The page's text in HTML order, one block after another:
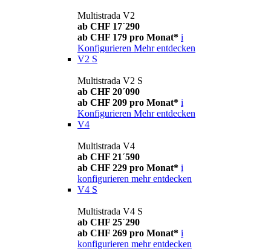
Multistrada V2
ab CHF 17´290
ab CHF 179 pro Monat* i
Konfigurieren Mehr entdecken
V2 S
Multistrada V2 S
ab CHF 20´090
ab CHF 209 pro Monat* i
Konfigurieren Mehr entdecken
V4
Multistrada V4
ab CHF 21´590
ab CHF 229 pro Monat* i
konfigurieren mehr entdecken
V4 S
Multistrada V4 S
ab CHF 25´290
ab CHF 269 pro Monat* i
konfigurieren mehr entdecken